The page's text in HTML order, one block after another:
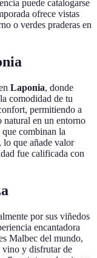
puede catalogarse
ofrece vistas
o verdes praderas en
Laponia, donde
comodidad de tu
permitiendo a
natural en un entorno
combinan la
lo que añade valor
fue calificada con
por sus viñedos
encantadora
Malbec del mundo,
vino y disfrutar de